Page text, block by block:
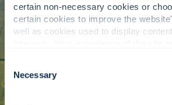
certain non-necessary cookies or
certain cookies to improve the
well as cookies used to display
cookies. Click "Show details" below
about who we share your information
Consent
Selection
Necessary
Mehr erfahren >